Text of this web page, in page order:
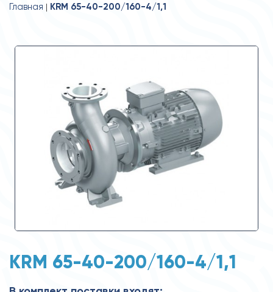
Главная KRM 65-40-200/160-4/1,1
KRM 65-40-200/160-4/1,1